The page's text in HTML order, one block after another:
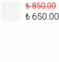
₺ 850.00
₺ 650.00